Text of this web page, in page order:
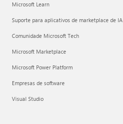
Microsoft Learn
Suporte para aplicativos de marketplace de IA
Comunidade Microsoft Tech
Microsoft Marketplace
Microsoft Power Platform
Empresas de software
Visual Studio